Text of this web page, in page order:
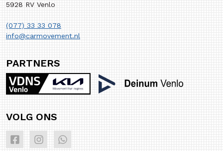
PARTNERS
VOLG ONS
5928 RV Venlo
(077) 33 33 078
info@carmovement.nl